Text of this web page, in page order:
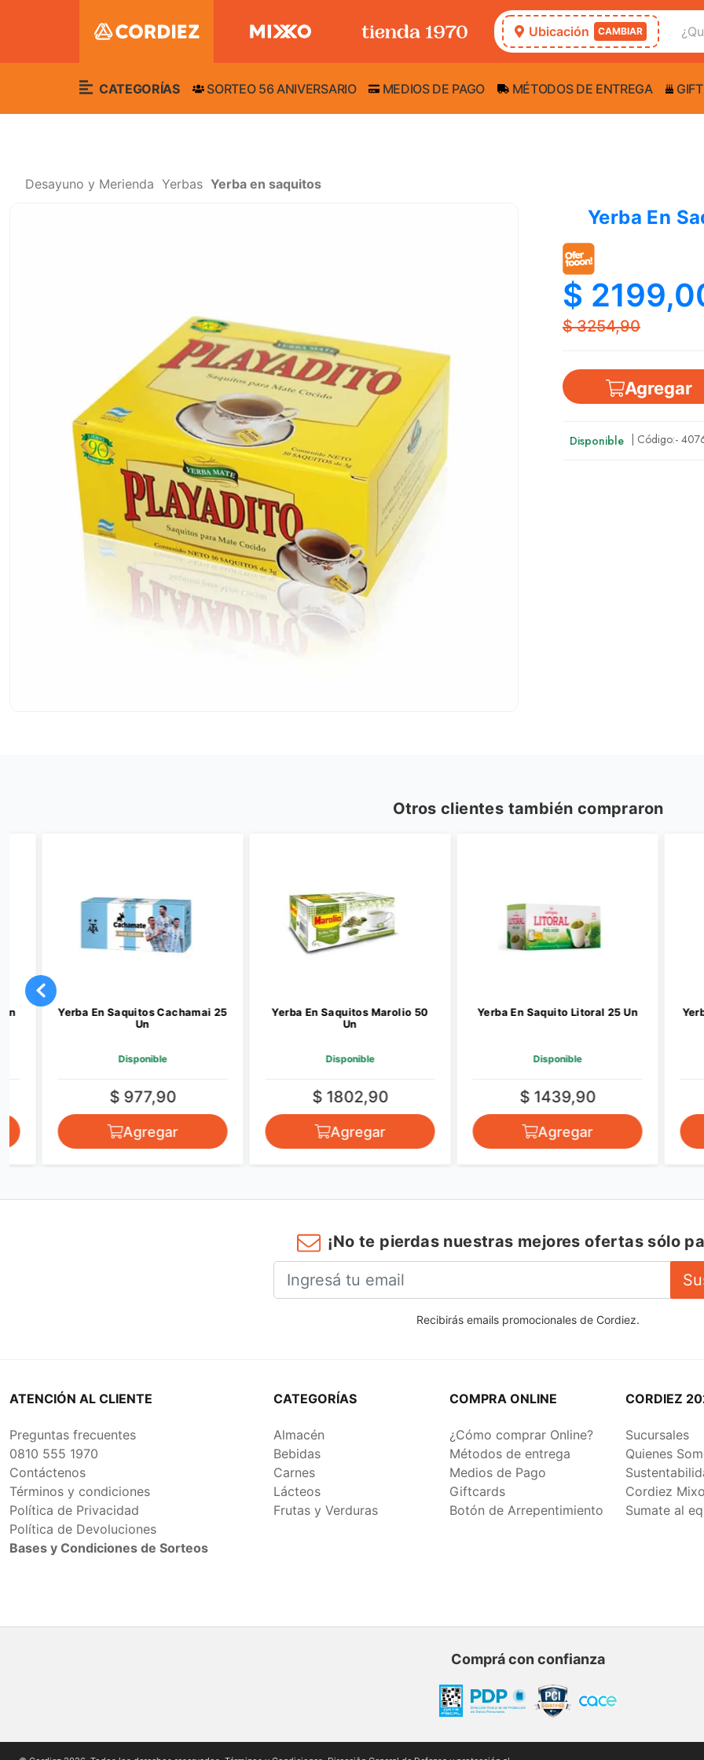
Ubicación CAMBIAR
CATEGORÍAS SORTEO 56 ANIVERSARIO MEDIOS DE PAGO MÉTODOS DE ENTREGA
Desayuno y Merienda Yerbas Yerba en saquitos
Yerba En
$
$ 3254,90
Agregar
Disponible | Código:-
Otros clientes también compraron
Yerba En Saquitos Cachamai 25
Disponible
$ 977,90
Agregar
Yerba En Saquitos Marolio 50
Disponible
$ 1802,90
Agregar
Yerba En Saquito Litoral 25 Un
Disponible
$ 1439,90
Agregar
Yerba
¡No te pierdas nuestras mejores ofertas sólo
Recibirás emails promocionales de Cordiez.
ATENCIÓN AL CLIENTE
Preguntas frecuentes
0810 555 1970
Contáctenos
Términos y condiciones
Política de Privacidad
Política de Devoluciones
Bases y Condiciones de Sorteos
CATEGORÍAS
Almacén
Bebidas
Carnes
Lácteos
Frutas y Verduras
COMPRA ONLINE
¿Cómo comprar Online?
Métodos de entrega
Medios de Pago
Giftcards
Botón de Arrepentimiento
CORDIEZ
Sucursales
Quienes
Cordiez
Sumate al
Comprá con confianza